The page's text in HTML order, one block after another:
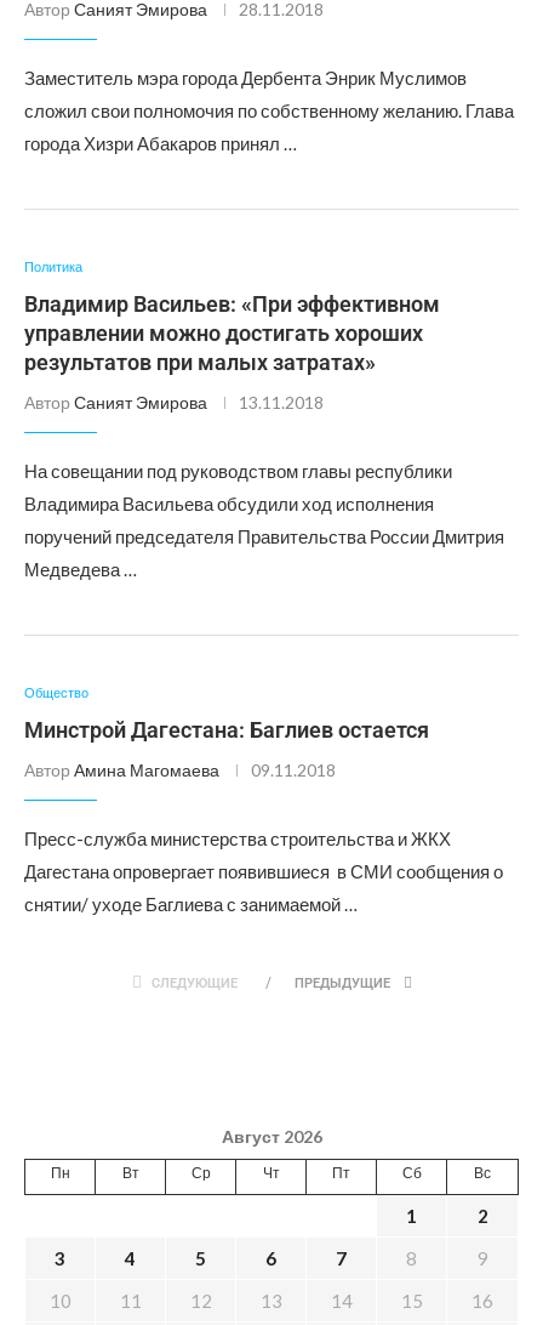
Автор Саният Эмирова 28.11.2018
Заместитель мэра города Дербента Энрик Муслимов
сложил свои полномочия по собственному желанию. Глава
города Хизри Абакаров принял …
Политика
Владимир Васильев: «При эффективном
управлении можно достигать хороших
результатов при малых затратах»
Автор Саният Эмирова 13.11.2018
На совещании под руководством главы республики
Владимира Васильева обсудили ход исполнения
поручений председателя Правительства России Дмитрия
Медведева …
Общество
Минстрой Дагестана: Баглиев остается
Автор Амина Магомаева 09.11.2018
Пресс-служба министерства строительства и ЖКХ
Дагестана опровергает появившиеся в СМИ сообщения о
снятии/ уходе Баглиева с занимаемой …
СЛЕДУЮЩИЕ ПРЕДЫДУЩИЕ
Август 2026
Пн Вт Ср Чт Пт Сб Вс
1
2
3
4 5 6 7 8
9
10
11 12 13 14 15
16